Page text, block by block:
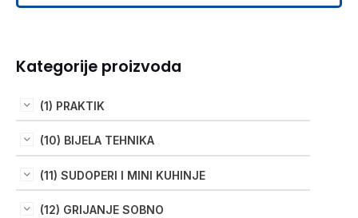
Kategorije proizvoda
(1) PRAKTIK
(10) BIJELA TEHNIKA
(11) SUDOPERI I MINI KUHINJE
(12) GRIJANJE SOBNO